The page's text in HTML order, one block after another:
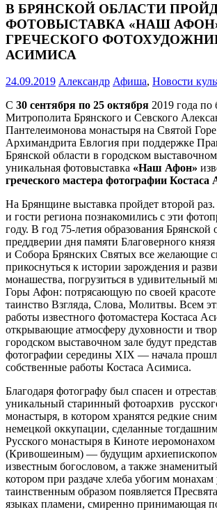
В БРЯНСКОЙ ОБЛАСТИ
ФОТОВЫСТАВКА «НАШ
ГРЕЧЕСКОГО
АСИМИСА
24.09.2019 Александр Афиша, Новости
С 30 сентября по 25 октября 2019 года по
Митрополита Брянского и Севского
Пантелеимонова монастыря на Святой
Архимандрита Евлогия при поддержке
Брянской области в городском выставочном
уникальная фотовыставка «Наш Афон»
греческого мастера фотографии Костаса
На Брянщине выставка пройдет второй
и гости региона познакомились с эти
году. В год 75-летия образования Брянской
преддверии дня памяти Благоверного
и Собора Брянских Святых все желающие
прикоснуться к истории зарождения и
монашества, погрузиться в удивительный
Горы Афон: потрясающую по своей красоте
таинство Взгляда, Слова, Молитвы. Всем
работы известного фотомастера Костаса
открывающие атмосферу духовности и
городском выставочном зале будут
фотографии середины XIX — начала
собственные работы Костаса Асимиса.
Благодаря фотографу был спасен и
уникальный старинный фотоархив
монастыря, в котором хранятся редкие
немецкой оккупации, сделанные
Русского монастыря в Киноте
(Кривошеиным) — будущим
известным богословом, а также
котором при раздаче хлеба убогим
таинственным образом появляется
языках пламени, смиренно принимающая